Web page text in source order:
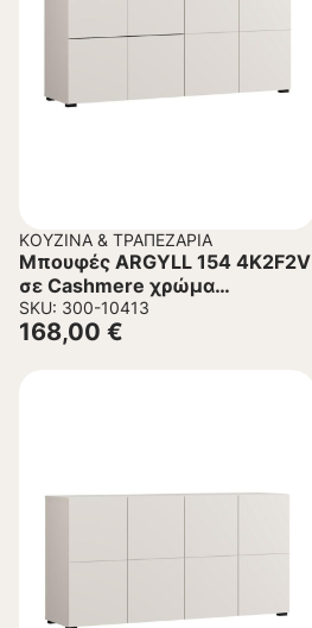
ΚΟΥΖΊΝΑ & ΤΡΑΠΕΖΑΡΊΑ
Μπουφές ARGYLL 154 4K2F2V
σε Cashmere χρώμα
155x40x79εκ
SKU: 300-10413
168,00 €